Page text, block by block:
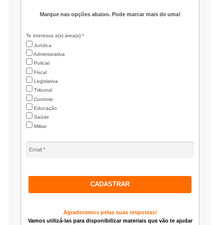
Marque nas opções abaixo. Pode marcar mais de uma!
Te interessa a(s) área(s):*
Jurídica
Administrativa
Policial
Fiscal
Legislativa
Tribunal
Controle
Educação
Saúde
Militar
CADASTRAR
Agradecemos pelas suas respostas!
Vamos utilizá-las para disponibilizar materiais que vão te ajudar